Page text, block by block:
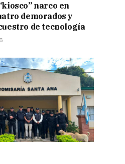
narco en
demorados y
de tecnología